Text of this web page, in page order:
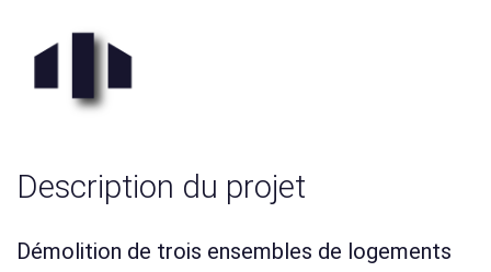
Description du projet
Démolition de trois ensembles de logements